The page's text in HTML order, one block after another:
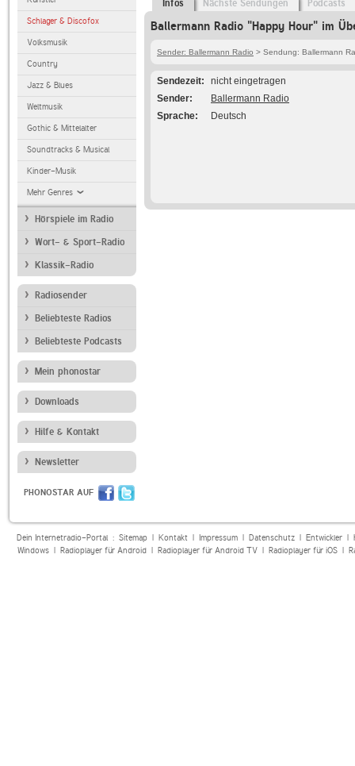
Schlager & Discofox
Volksmusik
Country
Jazz & Blues
Weltmusik
Gothic & Mittelalter
Soundtracks & Musical
Kinder-Musik
Mehr Genres
Hörspiele im Radio
Wort- & Sport-Radio
Klassik-Radio
Radiosender
Beliebteste Radios
Beliebteste Podcasts
Mein phonostar
Downloads
Hilfe & Kontakt
Newsletter
PHONOSTAR AUF
Infos Nächste Sendungen Podcasts
Ballermann Radio "Happy Hour" im
Sender: Ballermann Radio > Sendung: Ballermann
Sendezeit
nicht eingetragen
Sender
Ballermann Radio
Sprache
Deutsch
Dein Internetradio-Portal : Sitemap| Kontakt| Impressum| Datenschutz| Entwickler|
Windows| Radioplayer für Android| Radioplayer für Android TV| Radioplayer für iOS|